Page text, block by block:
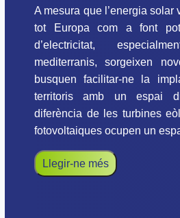
A mesura que l’energia solar
tot Europa com a font
d’electricitat,
mediterranis, sorgeixen
busquen facilitar-ne la
territoris amb un espai
diferència de les turbines
fotovoltaiques ocupen un
Llegir-ne més